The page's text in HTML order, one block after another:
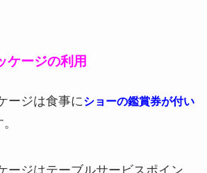
ケージの利用
ージは食事にショーの鑑賞券が付い
ージはテーブルサービスポイン